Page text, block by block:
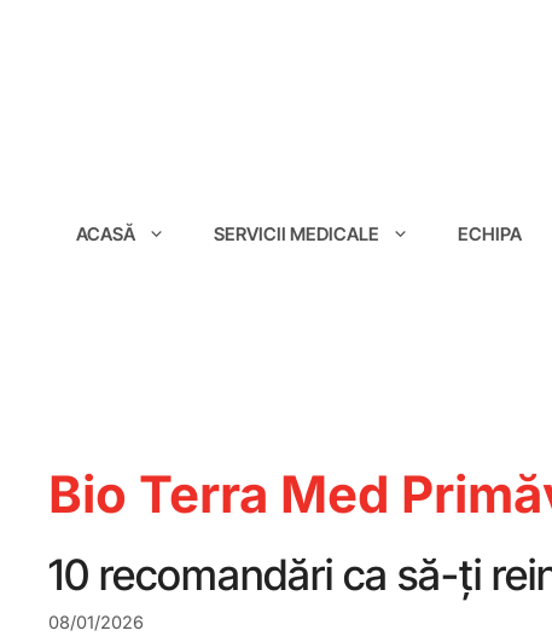
ACASĂ SERVICII MEDICALE ECHIPA
Bio Terra Med
10 recomandări ca să-ți
08/01/2026